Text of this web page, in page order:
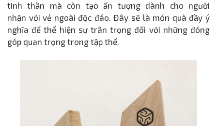
tinh thần mà còn tạo ấn tượng dành cho người
nhận với vẻ ngoài độc đáo. Đây sẽ là món quà đầy ý
nghĩa để thể hiện sự trân trọng đối với những đóng
góp quan trọng trong tập thể.